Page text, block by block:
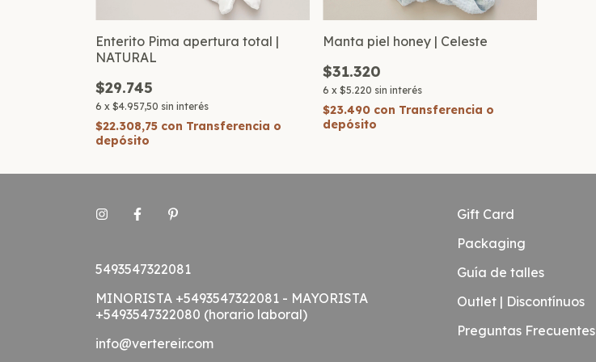
Enterito Pima apertura total |
NATURAL
$29.745
6 x $4.957,50 sin interés
$22.308,75 con Transferencia o
depósito
Manta piel honey | Celeste
$31.320
6 x $5.220 sin interés
$23.490 con Transferencia o
depósito
5493547322081
MINORISTA +5493547322081 - MAYORISTA
+5493547322080 (horario laboral)
info@vertereir.com
Gift Card
Packaging
Guía de talles
Outlet | Discontínuos
Preguntas Frecuentes